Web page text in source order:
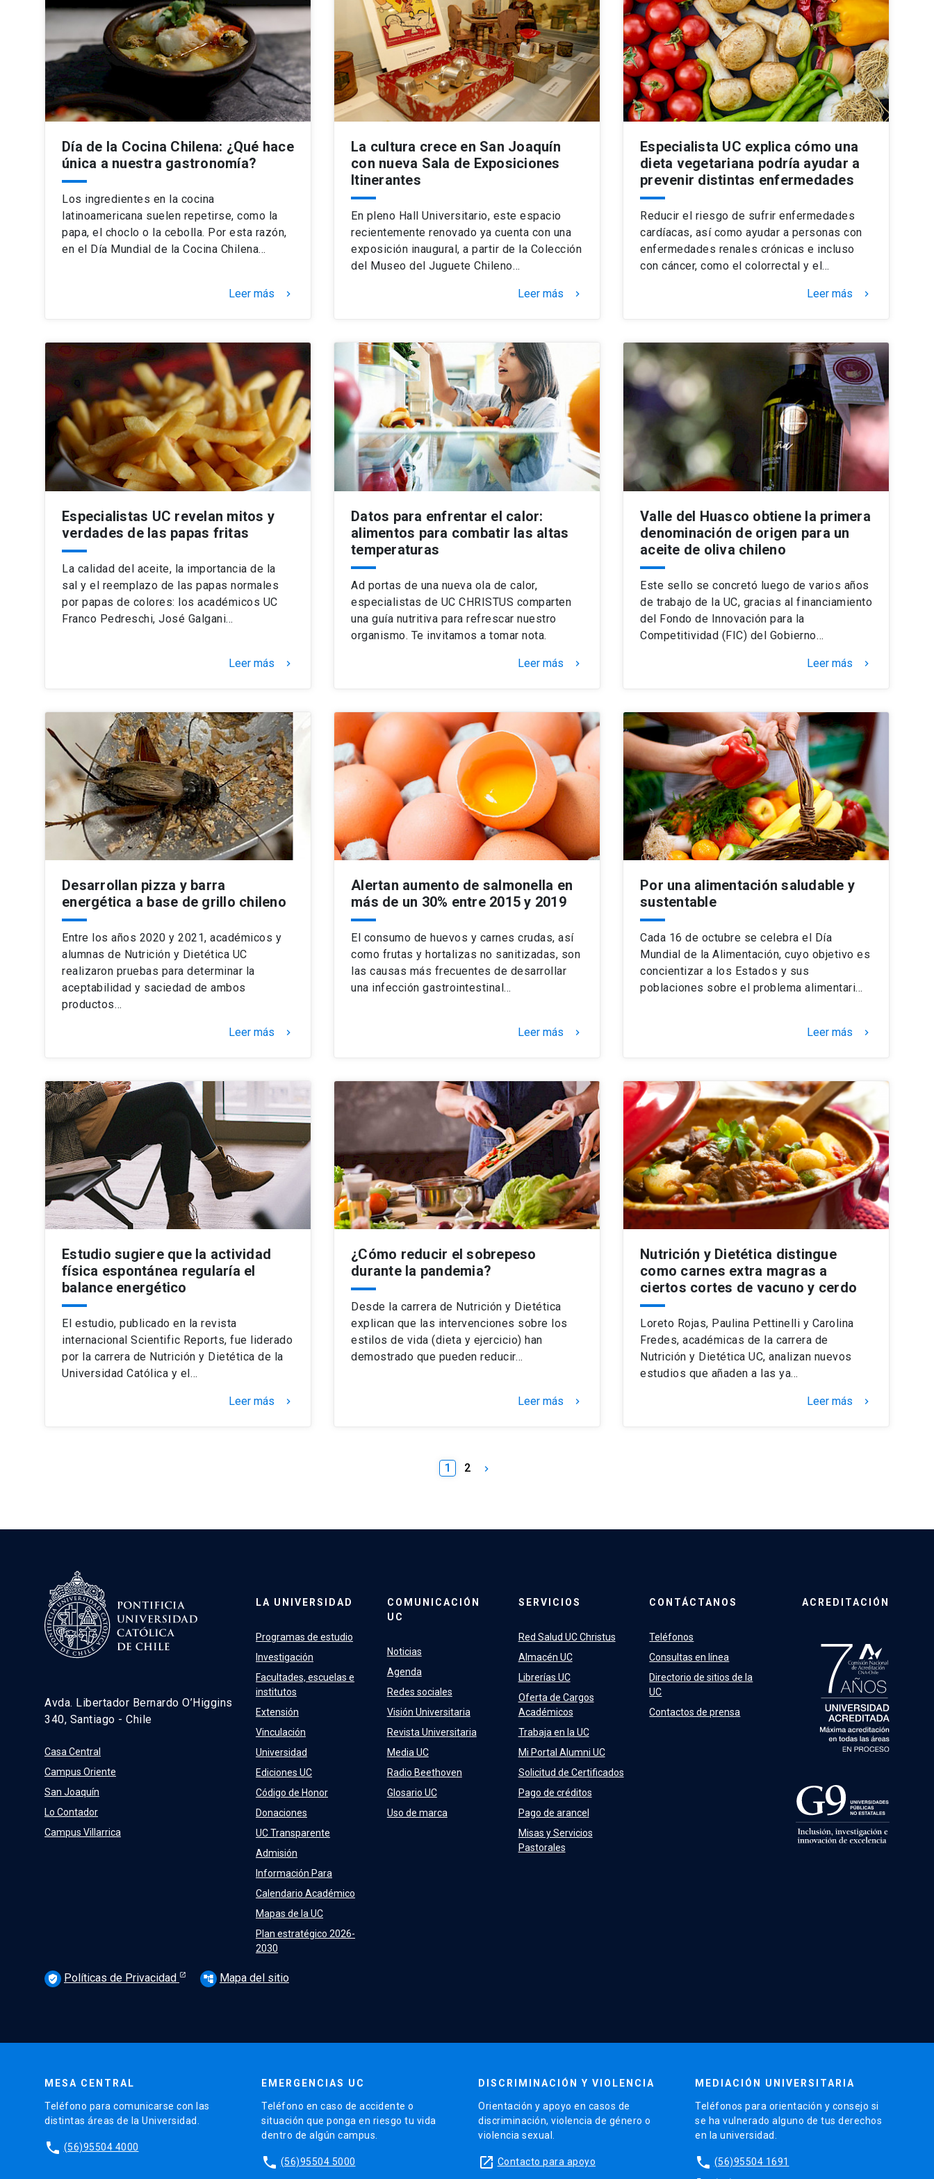
Día de la Cocina Chilena: ¿Qué hace
única a nuestra gastronomía?
Los ingredientes en la cocina
latinoamericana suelen repetirse, como la
papa, el choclo o la cebolla. Por esta razón,
en el Día Mundial de la Cocina Chilena…
Leer más keyboard_arrow_right
La cultura crece en San Joaquín
con nueva Sala de Exposiciones
Itinerantes
En pleno Hall Universitario, este espacio
recientemente renovado ya cuenta con una
exposición inaugural, a partir de la Colección
del Museo del Juguete Chileno…
Leer más keyboard_arrow_right
Especialista UC explica cómo una
dieta vegetariana podría ayudar a
prevenir distintas enfermedades
Reducir el riesgo de sufrir enfermedades
cardíacas, así como ayudar a personas con
enfermedades renales crónicas e incluso
con cáncer, como el colorrectal y el…
Leer más keyboard_arrow_right
Especialistas UC revelan mitos y
verdades de las papas fritas
La calidad del aceite, la importancia de la
sal y el reemplazo de las papas normales
por papas de colores: los académicos UC
Franco Pedreschi, José Galgani…
Leer más keyboard_arrow_right
Datos para enfrentar el calor:
alimentos para combatir las altas
temperaturas
Ad portas de una nueva ola de calor,
especialistas de UC CHRISTUS comparten
una guía nutritiva para refrescar nuestro
organismo. Te invitamos a tomar nota.
Leer más keyboard_arrow_right
Valle del Huasco obtiene la primera
denominación de origen para un
aceite de oliva chileno
Este sello se concretó luego de varios años
de trabajo de la UC, gracias al financiamiento
del Fondo de Innovación para la
Competitividad (FIC) del Gobierno…
Leer más keyboard_arrow_right
Desarrollan pizza y barra
energética a base de grillo chileno
Entre los años 2020 y 2021, académicos y
alumnas de Nutrición y Dietética UC
realizaron pruebas para determinar la
aceptabilidad y saciedad de ambos
productos…
Leer más keyboard_arrow_right
Alertan aumento de salmonella en
más de un 30% entre 2015 y 2019
El consumo de huevos y carnes crudas, así
como frutas y hortalizas no sanitizadas, son
las causas más frecuentes de desarrollar
una infección gastrointestinal…
Leer más keyboard_arrow_right
Por una alimentación saludable y
sustentable
Cada 16 de octubre se celebra el Día
Mundial de la Alimentación, cuyo objetivo es
concientizar a los Estados y sus
poblaciones sobre el problema alimentari…
Leer más keyboard_arrow_right
Estudio sugiere que la actividad
física espontánea regularía el
balance energético
El estudio, publicado en la revista
internacional Scientific Reports, fue liderado
por la carrera de Nutrición y Dietética de la
Universidad Católica y el…
Leer más keyboard_arrow_right
¿Cómo reducir el sobrepeso
durante la pandemia?
Desde la carrera de Nutrición y Dietética
explican que las intervenciones sobre los
estilos de vida (dieta y ejercicio) han
demostrado que pueden reducir…
Leer más keyboard_arrow_right
Nutrición y Dietética distingue
como carnes extra magras a
ciertos cortes de vacuno y cerdo
Loreto Rojas, Paulina Pettinelli y Carolina
Fredes, académicas de la carrera de
Nutrición y Dietética UC, analizan nuevos
estudios que añaden a las ya…
Leer más keyboard_arrow_right
1 2 keyboard_arrow_right
Avda. Libertador Bernardo O’Higgins
340, Santiago - Chile
Casa Central
Campus Oriente
San Joaquín
Lo Contador
Campus Villarrica
LA UNIVERSIDAD
Programas de estudio
Investigación
Facultades, escuelas e
institutos
Extensión
Vinculación
Universidad
Ediciones UC
Código de Honor
Donaciones
UC Transparente
Admisión
Información Para
Calendario Académico
Mapas de la UC
Plan estratégico 2026-
2030
COMUNICACIÓN
UC
Noticias
Agenda
Redes sociales
Visión Universitaria
Revista Universitaria
Media UC
Radio Beethoven
Glosario UC
Uso de marca
SERVICIOS
Red Salud UC Christus
Almacén UC
Librerías UC
Oferta de Cargos
Académicos
Trabaja en la UC
Mi Portal Alumni UC
Solicitud de Certificados
Pago de créditos
Pago de arancel
Misas y Servicios
Pastorales
CONTÁCTANOS
Teléfonos
Consultas en línea
Directorio de sitios de la
UC
Contactos de prensa
ACREDITACIÓN
verified_user Políticas de Privacidad account_tree Mapa del sitio
MESA CENTRAL
Teléfono para comunicarse con las
distintas áreas de la Universidad.
phone (56)95504 4000
EMERGENCIAS UC
Teléfono en caso de accidente o
situación que ponga en riesgo tu vida
dentro de algún campus.
phone (56)95504 5000
DISCRIMINACIÓN Y VIOLENCIA
Orientación y apoyo en casos de
discriminación, violencia de género o
violencia sexual.
launch Contacto para apoyo
MEDIACIÓN UNIVERSITARIA
Teléfonos para orientación y consejo si
se ha vulnerado alguno de tus derechos
en la universidad.
phone (56)95504 1691